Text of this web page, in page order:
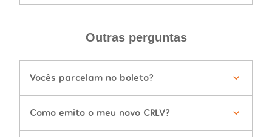
Outras perguntas
Vocês parcelam no boleto?
Como emito o meu novo CRLV?